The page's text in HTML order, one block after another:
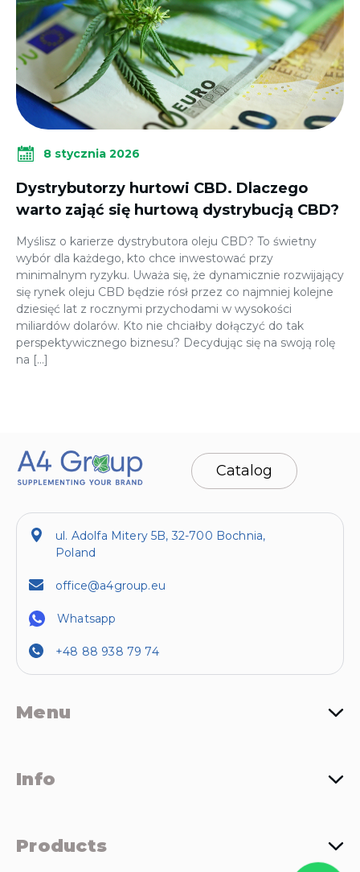
8 stycznia 2026
Dystrybutorzy hurtowi CBD. Dlaczego
warto zająć się hurtową dystrybucją CBD?
Myślisz o karierze dystrybutora oleju CBD? To świetny
wybór dla każdego, kto chce inwestować przy
minimalnym ryzyku. Uważa się, że dynamicznie rozwijający
się rynek oleju CBD będzie rósł przez co najmniej kolejne
dziesięć lat z rocznymi przychodami w wysokości
miliardów dolarów. Kto nie chciałby dołączyć do tak
perspektywicznego biznesu? Decydując się na swoją rolę
na […]
Catalog
ul. Adolfa Mitery 5B, 32-700 Bochnia,
Poland
office@a4group.eu
Whatsapp
+48 88 938 79 74
Menu
Info
Products